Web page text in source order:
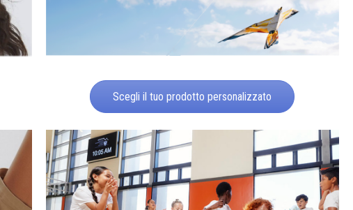
Scegli il tuo prodotto personalizzato